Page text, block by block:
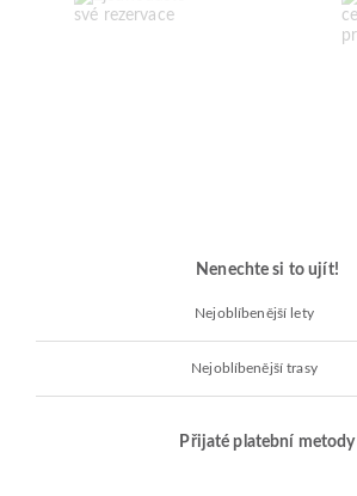
Nenechte si to ujít!
Nejoblíbenější lety
Nejoblíbenější trasy
Přijaté platební metody